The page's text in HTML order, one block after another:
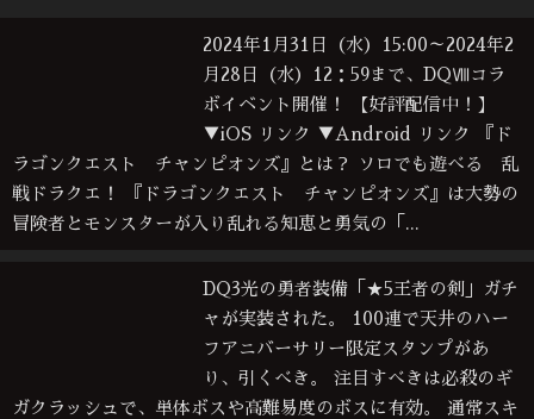
2024年1月31日（水）15:00～2024年2
月28日（水）12：59まで、DQⅧコラ
ボイベント開催！ 【好評配信中！】
▼iOS リンク ▼Android リンク 『ド
ラゴンクエスト チャンピオンズ』とは？ ソロでも遊べる 乱
戦ドラクエ！ 『ドラゴンクエスト チャンピオンズ』は大勢の
冒険者とモンスターが入り乱れる知恵と勇気の「...
DQ3光の勇者装備「★5王者の剣」ガチ
ャが実装された。 100連で天井のハー
フアニバーサリー限定スタンプがあ
り、引くべき。 注目すべきは必殺のギ
ガクラッシュで、単体ボスや高難易度のボスに有効。 通常スキ